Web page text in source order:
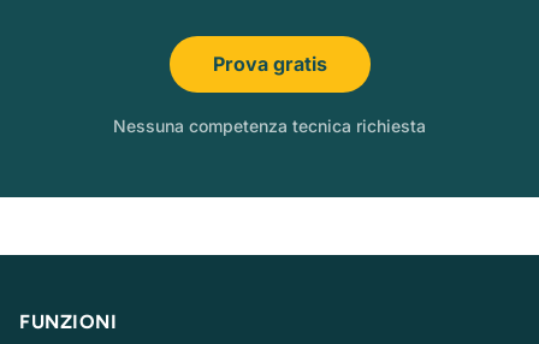
Prova gratis
Nessuna competenza tecnica richiesta
FUNZIONI